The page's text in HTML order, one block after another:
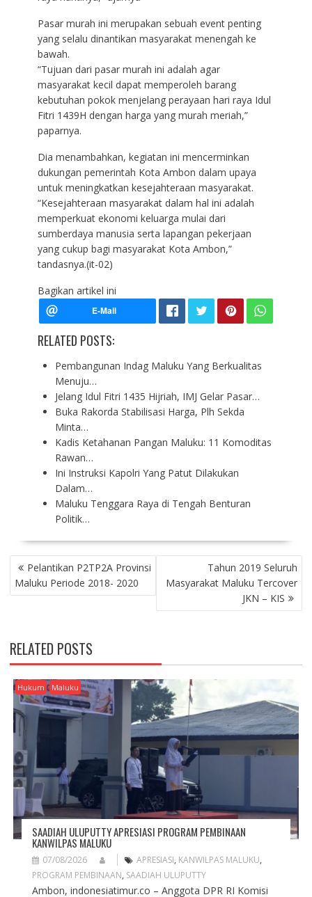
Pasar murah ini merupakan sebuah event penting
yang selalu dinantikan masyarakat menengah ke
bawah.
“Tujuan dari pasar murah ini adalah agar
masyarakat kecil dapat memperoleh barang
kebutuhan pokok menjelang perayaan hari raya Idul
Fitri 1439H dengan harga yang murah meriah,”
paparnya.
Dia menambahkan, kegiatan ini mencerminkan
dukungan pemerintah Kota Ambon dalam upaya
untuk meningkatkan kesejahteraan masyarakat.
“Kesejahteraan masyarakat dalam hal ini adalah
memperkuat ekonomi keluarga mulai dari
sumberdaya manusia serta lapangan pekerjaan
yang cukup bagi masyarakat Kota Ambon,”
tandasnya.(it-02)
Bagikan artikel ini
RELATED POSTS:
Pembangunan Indag Maluku Yang Berkualitas
Menuju…
Jelang Idul Fitri 1435 Hijriah, IMJ Gelar Pasar…
Buka Rakorda Stabilisasi Harga, Plh Sekda
Minta…
Kadis Ketahanan Pangan Maluku: 11 Komoditas
Rawan…
Ini Instruksi Kapolri Yang Patut Dilakukan
Dalam…
Maluku Tenggara Raya di Tengah Benturan
Politik…
P
O
S
A
V
I
G
A
T
O
N
Pelantikan P2TP2A Provinsi
Maluku Periode 2018- 2020
Tahun 2019 Seluruh
Masyarakat Maluku Tercover
JKN – KIS
RELATED POSTS
Hukum Maluku
SAADIAH ULUPUTTY APRESIASI PROGRAM PEMBINAAN
KANWILPAS MALUKU
07/08/2026 APRESIASI, KANWILPAS MALUKU,
PROGRAM PEMBINAAN, SAADIAH ULUPUTTY
Ambon, indonesiatimur.co – Anggota DPR RI Komisi